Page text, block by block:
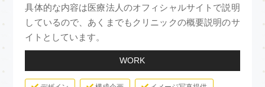
具体的な内容は医療法人のオフィシャルサイトで説明
しているので、あくまでもクリニックの概要説明のサ
イトとしています。
WORK